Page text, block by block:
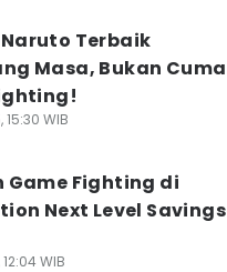
Naruto Terbaik
Masa, Bukan Cuma
15:30 WIB
Game Fighting di
Next Level Savings
WIB